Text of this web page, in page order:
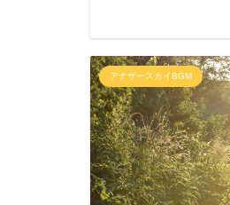
アナザースカイBGM